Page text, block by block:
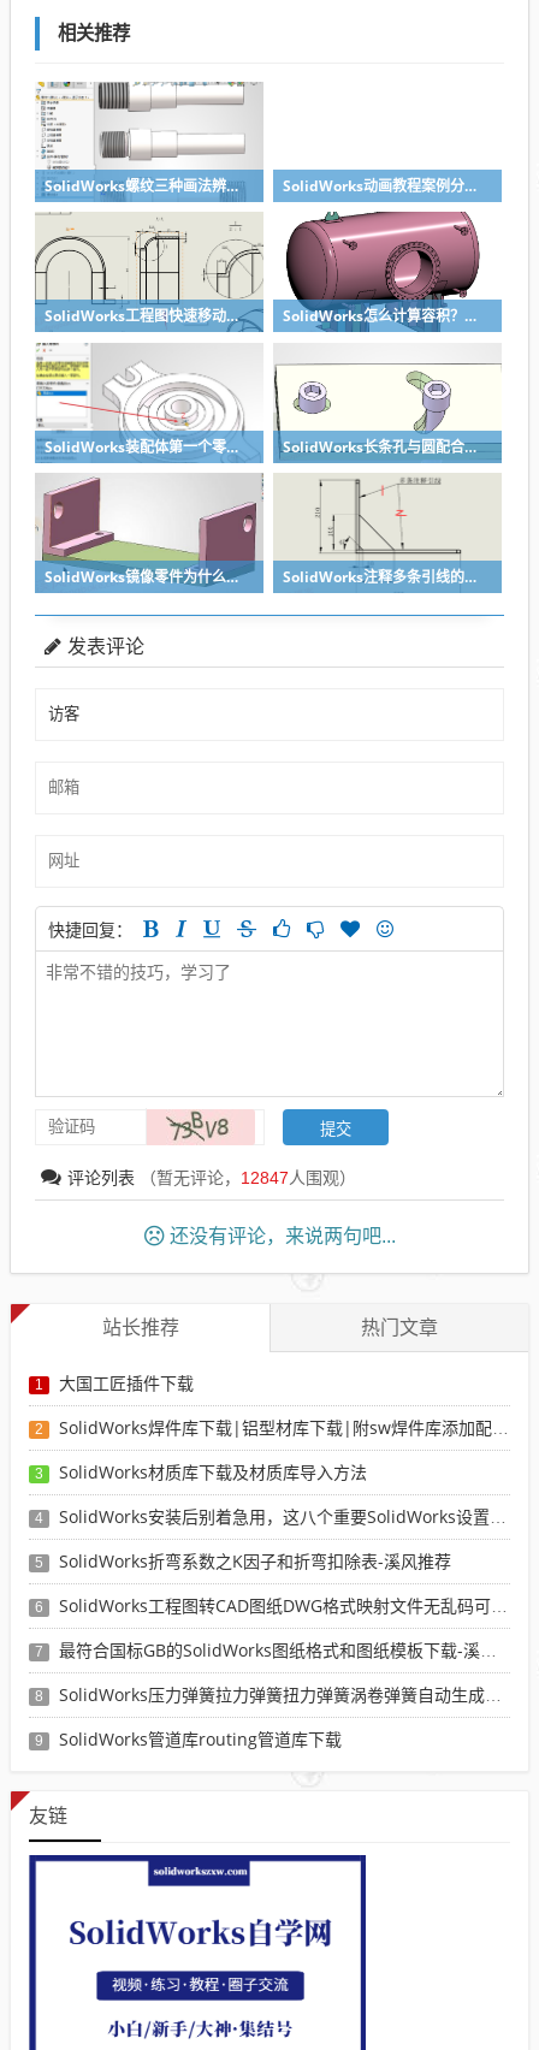
相关推荐
SolidWorks螺纹三种画法辨析异同：装饰螺纹线、螺柱向导、螺纹特征 SolidWorks动画教程案例分享之圆管分料动画，重力自然滑落
SolidWorks工程图快速移动视图位置技巧，溪风实战分享 SolidWorks怎么计算容积？容器的体积？
SolidWorks装配体第一个零件怎么固定到中心原点？90%的人一开始就做错了 SolidWorks长条孔与圆配合，槽口与圆配合超快方法
SolidWorks镜像零件为什么不对称？镜像命令使用详解 SolidWorks注释多条引线的方法步骤
发表评论
快捷回复：
评论列表 （暂无评论， 12847人围观）
还没有评论，来说两句吧...
站长推荐 热门文章
1 大国工匠插件下载
2 SolidWorks焊件库下载|铝型材库下载|附sw焊件库添加配置使用教程
3 SolidWorks材质库下载及材质库导入方法
4 SolidWorks安装后别着急用，这八个重要SolidWorks设置可以提高你的画图效率
5 SolidWorks折弯系数之K因子和折弯扣除表-溪风推荐
6 SolidWorks工程图转CAD图纸DWG格式映射文件无乱码可分层-溪风亲测推荐
7 最符合国标GB的SolidWorks图纸格式和图纸模板下载-溪风专用版
8 SolidWorks压力弹簧拉力弹簧扭力弹簧涡卷弹簧自动生成宏程序下载
9 SolidWorks管道库routing管道库下载
友链